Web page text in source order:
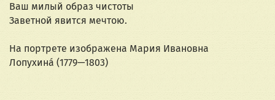
Ваш милый образ чистоты
Заветной явится мечтою.
На портрете изображена Мария Ивановна
Лопухина́ (1779—1803)